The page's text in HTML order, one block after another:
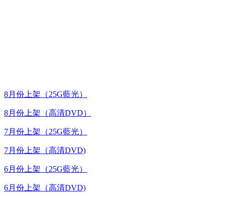
8月份上架（25G藍光）
8月份上架（高清DVD）
7月份上架（25G藍光）
7月份上架（高清DVD)
6月份上架（25G藍光）
6月份上架（高清DVD)